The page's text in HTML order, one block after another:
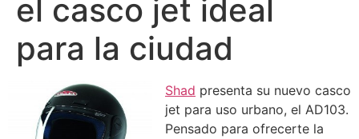
el casco jet ideal
para la ciudad
Shad presenta su nuevo casco
jet para uso urbano, el AD103.
Pensado para ofrecerte la